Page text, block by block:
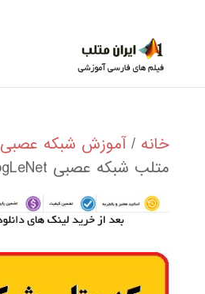
خانه /آموزش شبکه عصبی
متلب شبکه عصبی GoogLeNet